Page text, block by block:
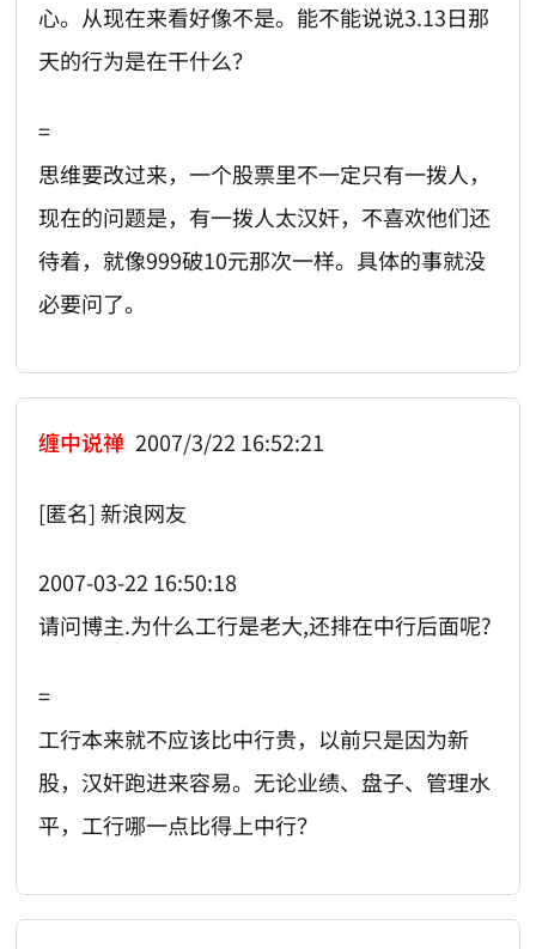
心。从现在来看好像不是。能不能说说3.13日那
天的行为是在干什么？
=
思维要改过来，一个股票里不一定只有一拨人，
现在的问题是，有一拨人太汉奸，不喜欢他们还
待着，就像999破10元那次一样。具体的事就没
必要问了。
缠中说禅 2007/3/22 16:52:21
[匿名] 新浪网友
2007-03-22 16:50:18
请问博主.为什么工行是老大,还排在中行后面呢?
=
工行本来就不应该比中行贵，以前只是因为新
股，汉奸跑进来容易。无论业绩、盘子、管理水
平，工行哪一点比得上中行？